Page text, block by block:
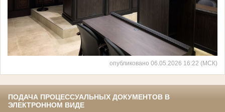
опубликовано 06.05.2026 16:22 (МСК)
ПОДАЧА ПРОЦЕССУАЛЬНЫХ ДОКУМЕНТОВ В
ЭЛЕКТРОННОМ ВИДЕ